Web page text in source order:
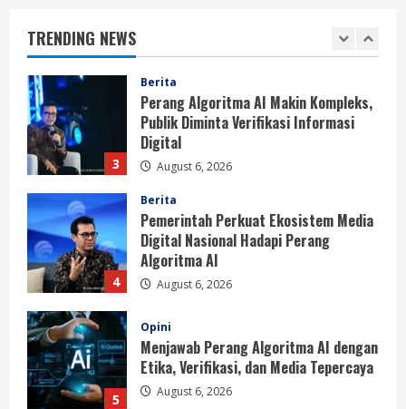
TRENDING NEWS
2
3
Berita
Perang Algoritma AI Makin Kompleks,
Publik Diminta Verifikasi Informasi
Digital
August 6, 2026
4
Berita
Pemerintah Perkuat Ekosistem Media
Digital Nasional Hadapi Perang
Algoritma AI
August 6, 2026
5
Opini
Menjawab Perang Algoritma AI dengan
Etika, Verifikasi, dan Media Tepercaya
August 6, 2026